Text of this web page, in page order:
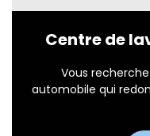
Centre de
Vous
automobile qui